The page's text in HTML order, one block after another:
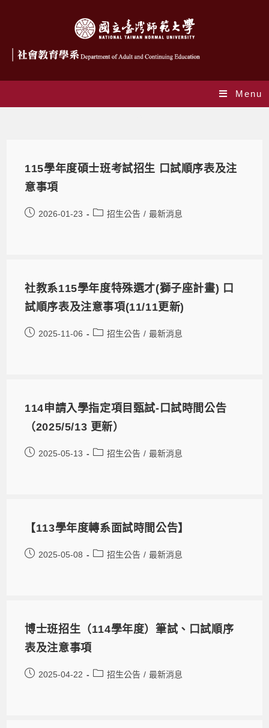
Menu
115學年度碩士班考試招生 口試順序表及注
意事項
2026-01-23 招生公告 / 最新消息
社教系115學年度特殊選才(獅子座計畫) 口
試順序表及注意事項(11/11更新)
2025-11-06 招生公告 / 最新消息
114申請入學指定項目甄試-口試時間公告
（2025/5/13 更新）
2025-05-13 招生公告 / 最新消息
【113學年度轉系面試時間公告】
2025-05-08 招生公告 / 最新消息
博士班招生（114學年度）筆試、口試順序
表及注意事項
2025-04-22 招生公告 / 最新消息